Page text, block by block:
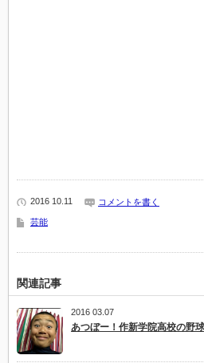
2016 10.11 コメントを書く
芸能
関連記事
2016 03.07
あつぼー！作新学院高校の野